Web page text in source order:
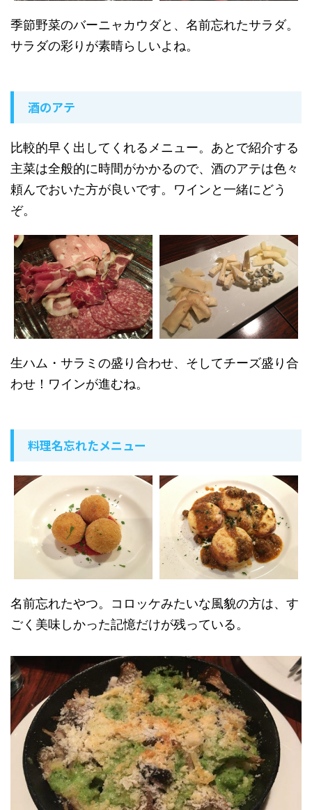
季節野菜のバーニャカウダと、名前忘れたサラダ。
サラダの彩りが素晴らしいよね。
酒のアテ
比較的早く出してくれるメニュー。あとで紹介する
主菜は全般的に時間がかかるので、酒のアテは色々
頼んでおいた方が良いです。ワインと一緒にどう
ぞ。
生ハム・サラミの盛り合わせ、そしてチーズ盛り合
わせ！ワインが進むね。
料理名忘れたメニュー
名前忘れたやつ。コロッケみたいな風貌の方は、す
ごく美味しかった記憶だけが残っている。